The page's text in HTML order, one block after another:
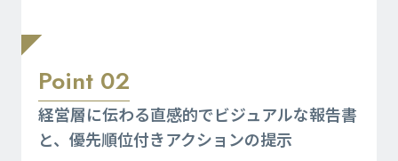
Point 02
経営層に伝わる直感的でビジュアルな報告書
と、優先順位付きアクションの提示